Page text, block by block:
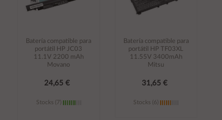
Batería compatible para
portátil HP JC03
11.1V 2200 mAh
Movano
24,65 €
Stocks (7)
Batería compatible para
portátil HP TF03XL
11.55V 3400mAh
Mitsu
31,65 €
Stocks (6)